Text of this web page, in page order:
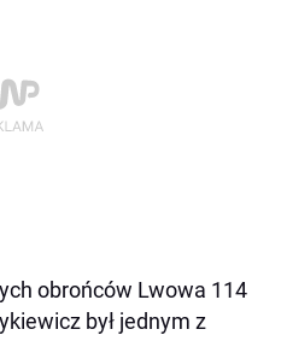
obrońców Lwowa 114
był jednym z